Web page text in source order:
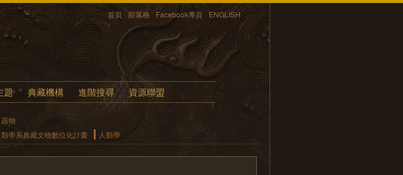
首頁 部落格 Facebook專頁 ENGLISH
題 典藏機構 進階搜尋 資源聯盟
器物
學系典藏文物數位化計畫 人類學